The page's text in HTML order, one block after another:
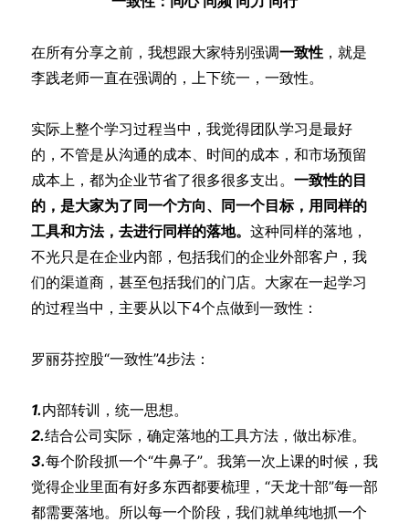
在所有分享之前，我想跟大家特别强调一致性，就是
李践老师一直在强调的，上下统一，一致性。
实际上整个学习过程当中，我觉得团队学习是最好
的，不管是从沟通的成本、时间的成本，和市场预留
成本上，都为企业节省了很多很多支出。 一致性的目
的，是大家为了同一个方向、同一个目标，用同样的
工具和方法，去进行同样的落地。 这种同样的落地，
不光只是在企业内部，包括我们的企业外部客户，我
们的渠道商，甚至包括我们的门店。大家在一起学习
的过程当中，主要从以下4个点做到一致性：
罗丽芬控股“一致性”4步法：
1.内部转训，统一思想。
2.结合公司实际，确定落地的工具方法，做出标准。
3.每个阶段抓一个“牛鼻子”。我第一次上课的时候，我
觉得企业里面有好多东西都要梳理，“天龙十部”每一部
都需要落地。所以每一个阶段，我们就单纯地抓一个